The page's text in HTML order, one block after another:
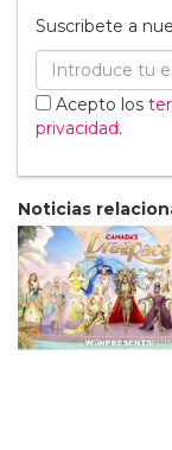
Suscribete a
Acepto los
privacidad.
Noticias